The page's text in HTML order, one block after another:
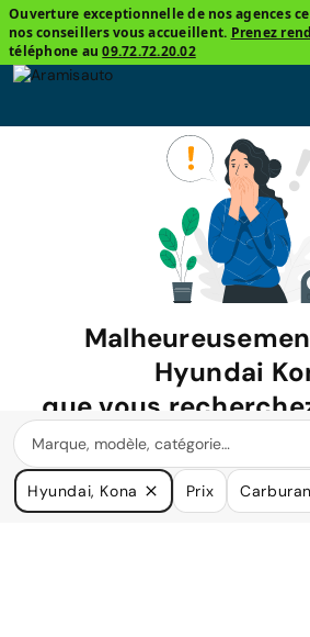
Ouverture exceptionnelle de nos agences
nos conseillers vous accueillent. Prenez
téléphone au09.72.72.20.02
Hyundai
que vous
disponible.
Nous avons de nombreuses voitures
à vos besoins.
Hyundai, Kona Prix